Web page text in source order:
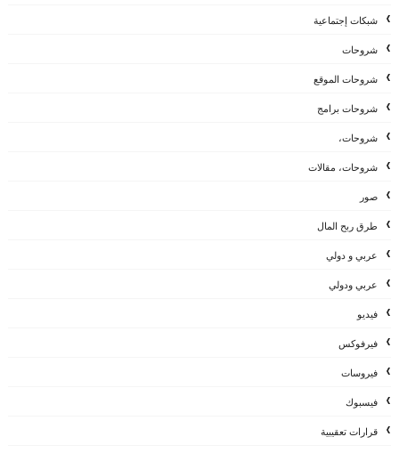
شبكات إجتماعية
شروحات
شروحات الموقع
شروحات برامج
شروحات،
شروحات، مقالات
صور
طرق ربح المال
عربي و دولي
عربي ودولي
فيديو
فيرفوكس
فيروسات
فيسبوك
قرارات تعقيبية